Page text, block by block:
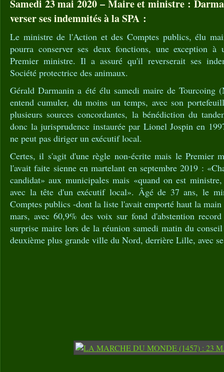
Samedi 23 mai 2020 – Maire et ministre :
verser ses indemnités à la SPA :
Le ministre de l'Action et des Comptes publics, élu
pourra conserver ses deux fonctions, une exception
Premier ministre. Il a assuré qu'il reverserait ses
Société protectrice des animaux.
Gérald Darmanin a été élu samedi maire de Tourcoing
entend cumuler, du moins un temps, avec son
plusieurs sources concordantes, la bénédiction du
donc la jurisprudence instaurée par Lionel Jospin en
ne peut pas diriger un exécutif local.
Certes, il s'agit d'une règle non-écrite mais le Premier
l'avait faite sienne en martelant en septembre 2019 :
candidat» aux municipales mais «quand on est
avec la tête d'un exécutif local». Âgé de 37 ans, le
Comptes publics -dont la liste l'avait emporté haut la
mars, avec 60,9% des voix sur fond d'abstention
surprise maire lors de la réunion samedi matin du
deuxième plus grande ville du Nord, derrière Lille, avec